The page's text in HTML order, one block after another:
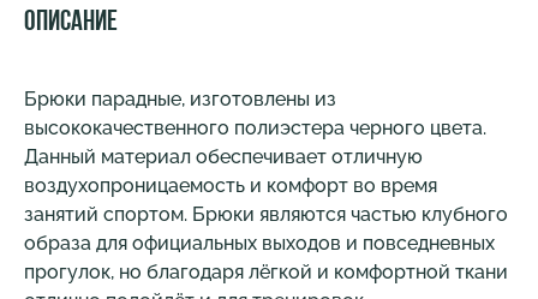
Описание
Брюки парадные, изготовлены из
высококачественного полиэстера черного цвета.
Данный материал обеспечивает отличную
воздухопроницаемость и комфорт во время
занятий спортом. Брюки являются частью клубного
образа для официальных выходов и повседневных
прогулок, но благодаря лёгкой и комфортной ткани